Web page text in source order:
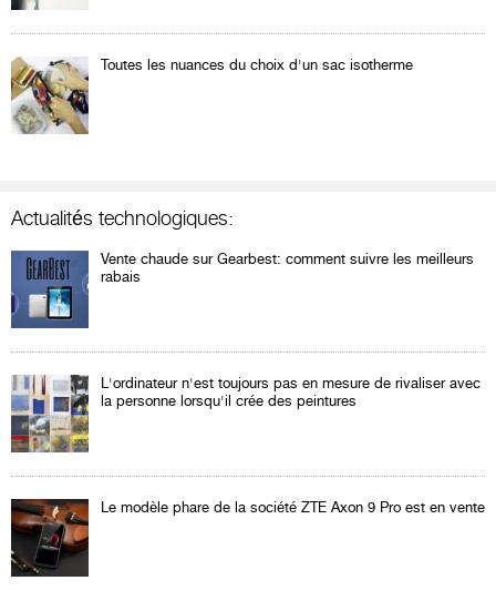
Toutes les nuances du choix d'un sac isotherme
Actualités technologiques:
Vente chaude sur Gearbest: comment suivre les meilleurs
rabais
L'ordinateur n'est toujours pas en mesure de rivaliser avec
la personne lorsqu'il crée des peintures
Le modèle phare de la société ZTE Axon 9 Pro est en vente